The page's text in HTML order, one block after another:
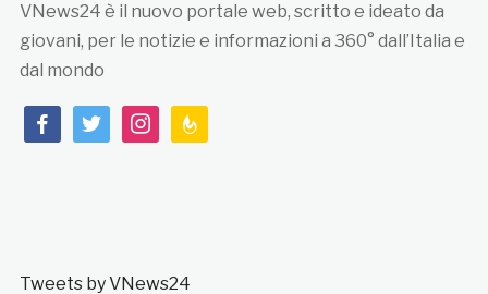
VNews24 è il nuovo portale web, scritto e ideato da
giovani, per le notizie e informazioni a 360° dall’Italia e
dal mondo
facebooktwitterinstagramfeedburner
Tweets by VNews24